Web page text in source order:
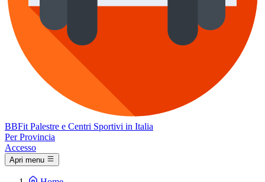
BBFit Palestre e Centri Sportivi in Italia
Per Provincia
Accesso
Apri menu